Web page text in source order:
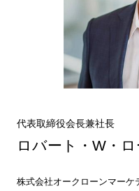
代表取締役会長兼社長
ロバート・W・ロ
株式会社オークローンマー